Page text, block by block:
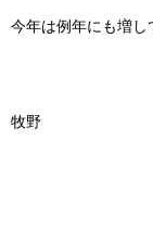
今年は例年にも増し
牧野